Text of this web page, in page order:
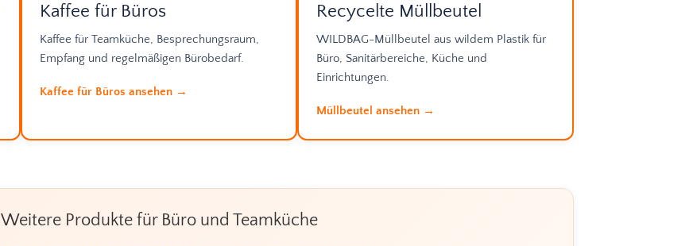
Kaffee für Büros
Kaffee für Teamküche, Besprechungsraum,
Empfang und regelmäßigen Bürobedarf.
Kaffee für Büros ansehen →
Recycelte Müllbeutel
WILDBAG-Müllbeutel aus wildem Plastik für
Büro, Sanitärbereiche, Küche und
Einrichtungen.
Müllbeutel ansehen →
Weitere Produkte für Büro und Teamküche